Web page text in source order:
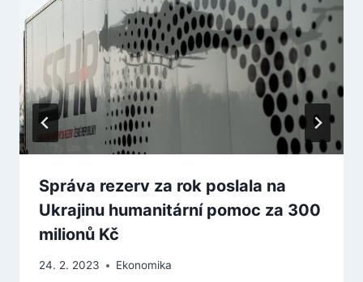
Správa rezerv za rok poslala na
Ukrajinu humanitární pomoc za 300
milionů Kč
24. 2. 2023 Ekonomika